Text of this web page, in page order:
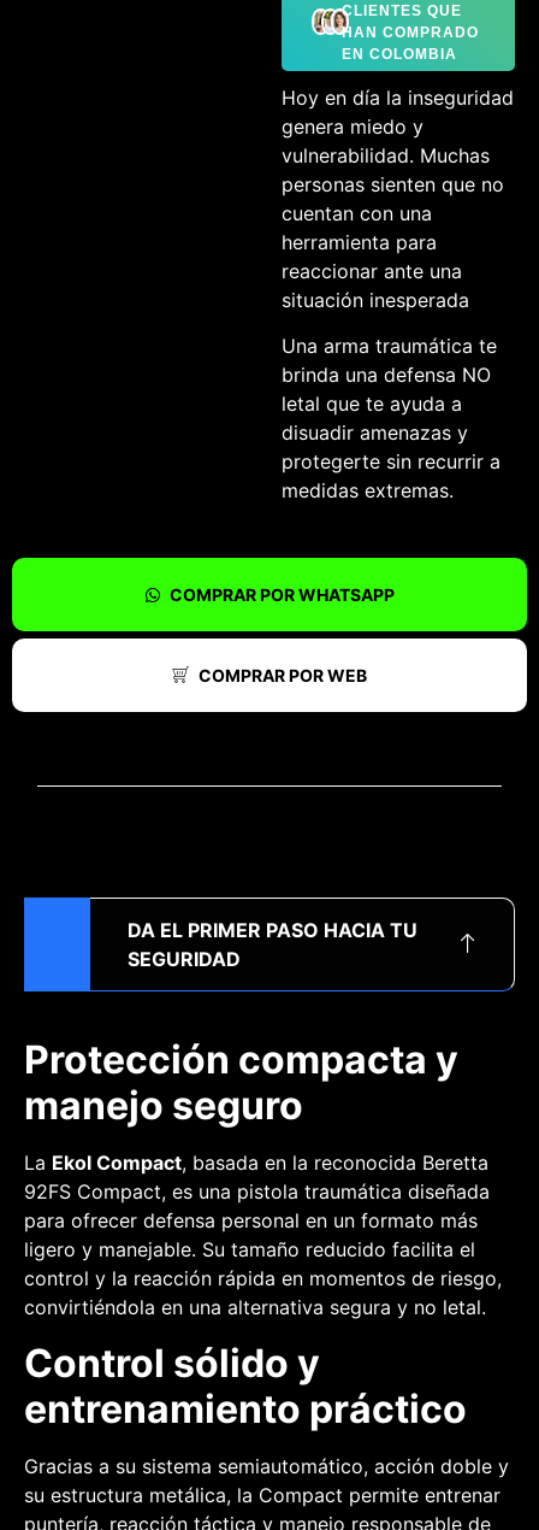
CLIENTES QUE
HAN COMPRADO
EN COLOMBIA
Hoy en día la inseguridad
genera miedo y
vulnerabilidad. Muchas
personas sienten que no
cuentan con una
herramienta para
reaccionar ante una
situación inesperada
Una arma traumática te
brinda una defensa NO
letal que te ayuda a
disuadir amenazas y
protegerte sin recurrir a
medidas extremas.
COMPRAR POR WHATSAPP
COMPRAR POR WEB
DA EL PRIMER PASO HACIA TU
SEGURIDAD
Protección compacta y
manejo seguro
La Ekol Compact, basada en la reconocida Beretta
92FS Compact, es una pistola traumática diseñada
para ofrecer defensa personal en un formato más
ligero y manejable. Su tamaño reducido facilita el
control y la reacción rápida en momentos de riesgo,
convirtiéndola en una alternativa segura y no letal.
Control sólido y
entrenamiento práctico
Gracias a su sistema semiautomático, acción doble y
su estructura metálica, la Compact permite entrenar
puntería, reacción táctica y manejo responsable de